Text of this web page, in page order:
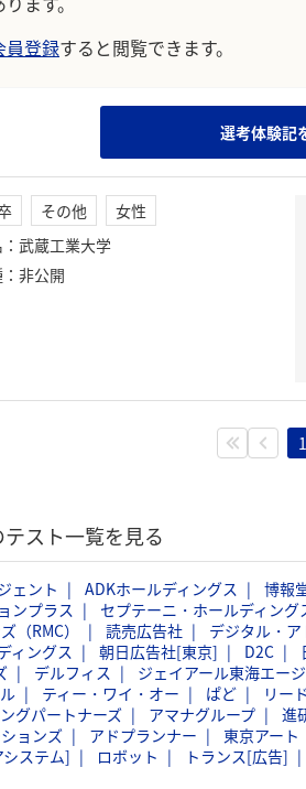
員登録すると閲覧できます。
選考体験記
その他
女性
： 武蔵工業大学
： 非公開
1
スト一覧を見る
ェント ADKホールディングス 博報
ンプラス セプテーニ・ホールディング
（RMC）
読売広告社 デジタル・
ィングス 朝日広告社[東京] D2C
デルフィス ジェイアール東海エー
ティー・ワイ・オー ぱど リー
グパートナーズ
アマナグループ 進
ョンズ
アドプランナー 東京アート
ステム]
ロボット トランス[広告]